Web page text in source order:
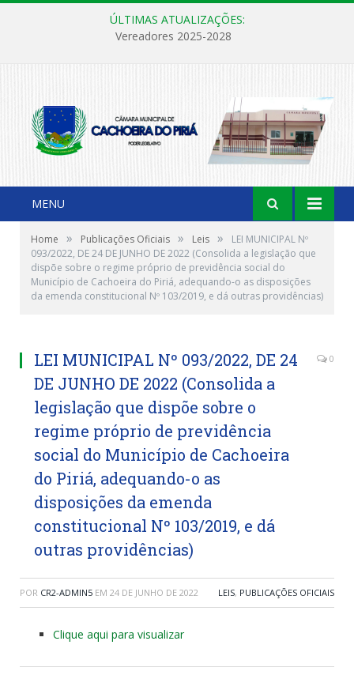
ÚLTIMAS ATUALIZAÇÕES:
Vereadores 2025-2028
MENU
Home » Publicações Oficiais » Leis »
LEI MUNICIPAL Nº
093/2022, DE 24 DE JUNHO DE 2022 (Consolida a legislação que
dispõe sobre o regime próprio de previdência social do
Município de Cachoeira do Piriá, adequando-o as disposições
da emenda constitucional Nº 103/2019, e dá outras providências)
LEI MUNICIPAL Nº 093/2022, DE 24
DE JUNHO DE 2022 (Consolida a
legislação que dispõe sobre o
regime próprio de previdência
social do Município de Cachoeira
do Piriá, adequando-o as
disposições da emenda
constitucional Nº 103/2019, e dá
outras providências)
0
POR CR2-ADMIN5 EM 24 DE JUNHO DE 2022 LEIS, PUBLICAÇÕES OFICIAIS
Clique aqui para visualizar